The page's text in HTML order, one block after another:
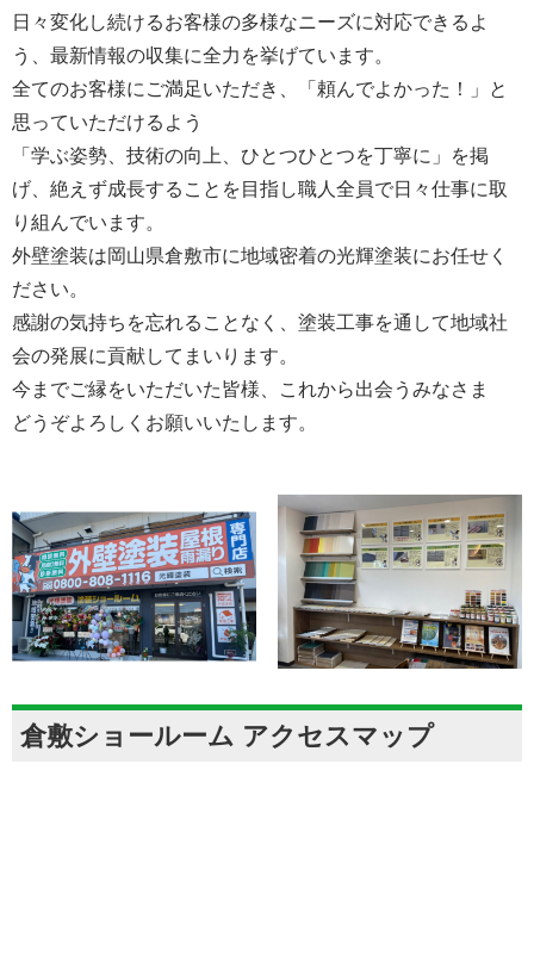
日々変化し続けるお客様の多様なニーズに対応できるよ
う、最新情報の収集に全力を挙げています。
全てのお客様にご満足いただき、「頼んでよかった！」と
思っていただけるよう
「学ぶ姿勢、技術の向上、ひとつひとつを丁寧に」を掲
げ、絶えず成長することを目指し職人全員で日々仕事に取
り組んでいます。
外壁塗装は岡山県倉敷市に地域密着の光輝塗装にお任せく
ださい。
感謝の気持ちを忘れることなく、塗装工事を通して地域社
会の発展に貢献してまいります。
今までご縁をいただいた皆様、これから出会うみなさま
どうぞよろしくお願いいたします。
倉敷ショールーム アクセスマップ